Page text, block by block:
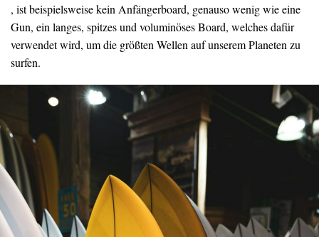
, ist beispielsweise kein Anfängerboard, genauso wenig wie eine
Gun, ein langes, spitzes und voluminöses Board, welches dafür
verwendet wird, um die größten Wellen auf unserem Planeten zu
surfen.